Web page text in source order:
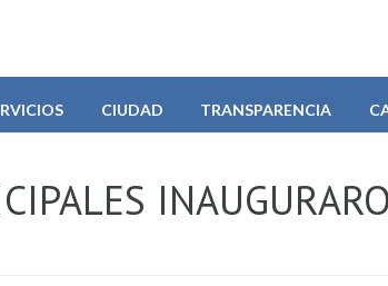
CIUDAD TRANSPARENCIA